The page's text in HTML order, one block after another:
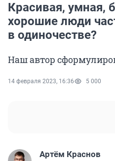
Красивая, умная,
хорошие люди
в одиночестве?
Наш автор
14 февраля 2023, 16:36 5 000
Артём Краснов